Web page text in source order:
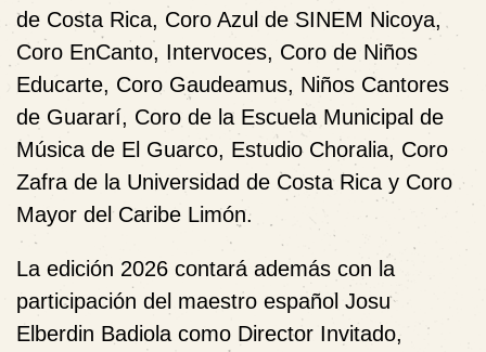
de Costa Rica, Coro Azul de SINEM Nicoya,
Coro EnCanto, Intervoces, Coro de Niños
Educarte, Coro Gaudeamus, Niños Cantores
de Guararí, Coro de la Escuela Municipal de
Música de El Guarco, Estudio Choralia, Coro
Zafra de la Universidad de Costa Rica y Coro
Mayor del Caribe Limón.
La edición 2026 contará además con la
participación del maestro español Josu
Elberdin Badiola como Director Invitado,